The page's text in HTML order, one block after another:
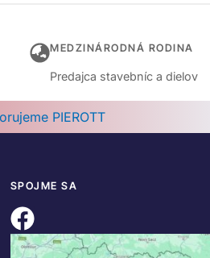
MEDZINÁRODNÁ RODINA
Predajca stavebníc a dielov
SPOJME SA